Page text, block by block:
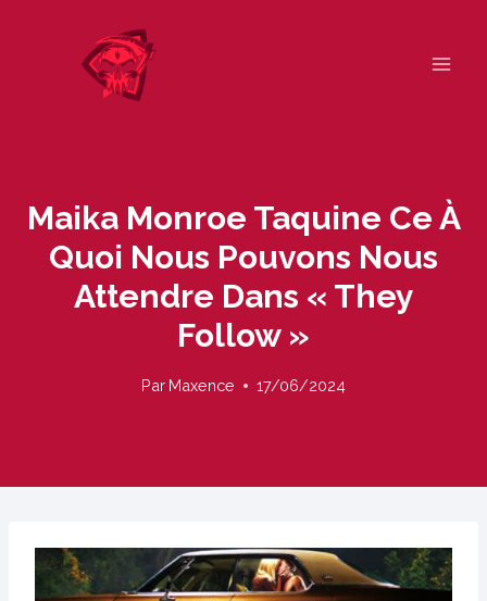
Maika Monroe Taquine Ce À
Quoi Nous Pouvons Nous
Attendre Dans « They
Follow »
Par Maxence 17/06/2024